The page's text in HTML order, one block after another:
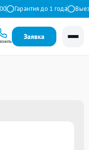
Гарантия до 1 года
Заявка